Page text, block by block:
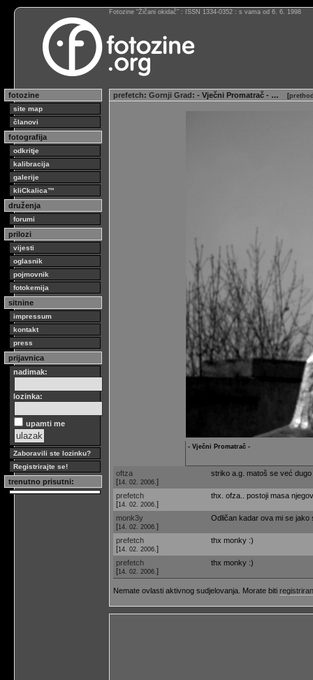
Fotozine “Žičani okidač” : ISSN 1334-0352 : s vama od 6. 6. 1998
fotozine
site map
članovi
fotografija
odkritje
kalibracija
galerije
kliCkalica™
druženja
forumi
prilozi
vijesti
oglasnik
pojmovnik
fotokemija
sitnine
impressum
kontakt
press
prijavnica
nadimak:
lozinka:
upamti me
Zaboravili ste lozinku?
Registrirajte se!
trenutno prisutni:
prefetch: Gornji Grad: - Vječni Promatrač - … [
- Vječni Promatrač -
oftza
[14. 02. 2006. ]
striko a.g. matoš se već
prefetch
[14. 02. 2006. ]
thx. ofza.. postoji masa
monk3y
[14. 02. 2006. ]
Odličan kadar ova mi se jako
prefetch
[14. 02. 2006. ]
thx monky :)
prefetch
[14. 02. 2006. ]
thx monky :)
Nemate ovlasti aktivnog sudjelovanja. Morate biti